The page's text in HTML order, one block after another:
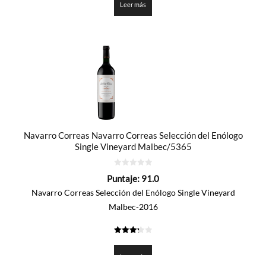
Leer más
Navarro Correas Navarro Correas Selección del Enólogo
Single Vineyard Malbec/5365
de
Puntaje: 91.0
Navarro Correas Selección del Enólogo Single Vineyard
Malbec-2016
de 5